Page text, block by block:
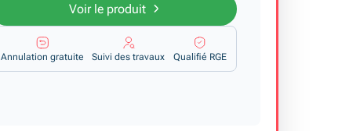
Voir le produit
Annulation gratuite Suivi des travaux Qualifié RGE